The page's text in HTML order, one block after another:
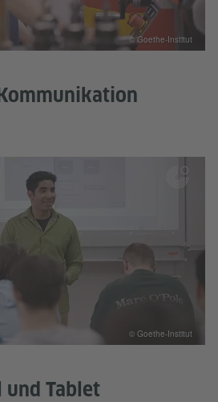
© Goethe-Institut
und Tablet
© Goethe-Institut